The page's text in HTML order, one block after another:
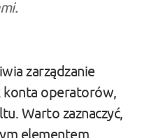
zarządzanie
konta operatorów,
Warto zaznaczyć,
elementem